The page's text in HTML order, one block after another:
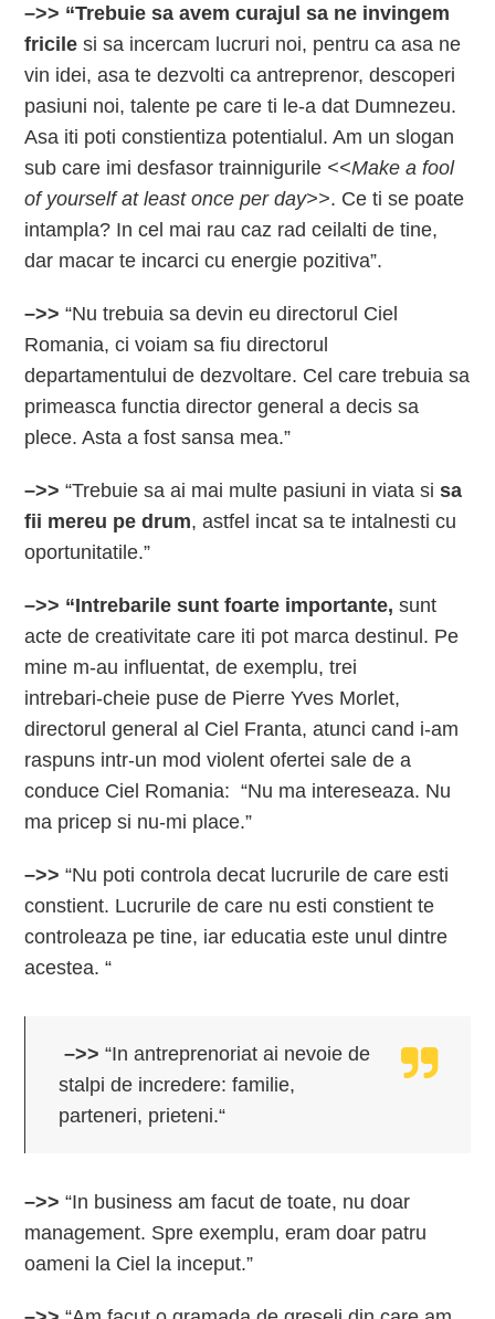
–>> “Trebuie sa avem curajul sa ne invingem
fricile si sa incercam lucruri noi, pentru ca asa ne
vin idei, asa te dezvolti ca antreprenor, descoperi
pasiuni noi, talente pe care ti le-a dat Dumnezeu.
Asa iti poti constientiza potentialul. Am un slogan
sub care imi desfasor trainnigurile <<Make a fool
of yourself at least once per day>>. Ce ti se poate
intampla? In cel mai rau caz rad ceilalti de tine,
dar macar te incarci cu energie pozitiva”.
–>> “Nu trebuia sa devin eu directorul Ciel
Romania, ci voiam sa fiu directorul
departamentului de dezvoltare. Cel care trebuia sa
primeasca functia director general a decis sa
plece. Asta a fost sansa mea.”
–>> “Trebuie sa ai mai multe pasiuni in viata sisa
fii mereu pe drum, astfel incat sa te intalnesti cu
oportunitatile.”
–>> “Intrebarile sunt foarte importante, sunt
acte de creativitate care iti pot marca destinul. Pe
mine m-au influentat, de exemplu, trei
intrebari‑cheie puse de Pierre Yves Morlet,
directorul general al Ciel Franta, atunci cand i-am
raspuns intr-un mod violent ofertei sale de a
conduce Ciel Romania: “Nu ma intereseaza. Nu
ma pricep si nu‑mi place.”
–>> “Nu poti controla decat lucrurile de care esti
constient. Lucrurile de care nu esti constient te
controleaza pe tine, iar educatia este unul dintre
acestea. “
–>> “In antreprenoriat ai nevoie de
stalpi de incredere: familie,
parteneri, prieteni.“
–>> “In business am facut de toate, nu doar
management. Spre exemplu, eram doar patru
oameni la Ciel la inceput.”